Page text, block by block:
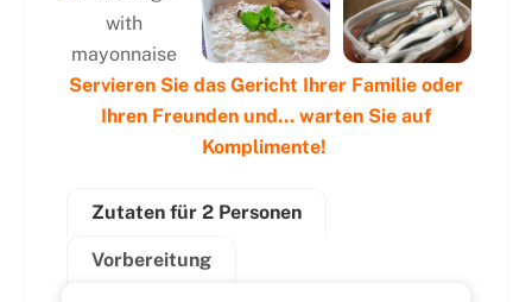
Servieren Sie das Gericht Ihrer Familie oder
Ihren Freunden und... warten Sie auf
Komplimente!
Zutaten für 2 Personen
Vorbereitung